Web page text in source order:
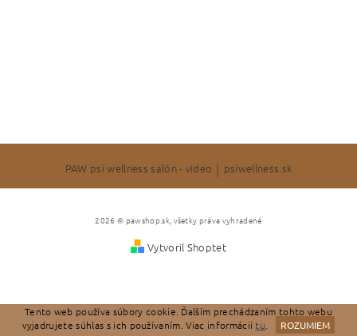
PAW psí wellness salón - video | psiwellness.sk
2026 © pawshop.sk, všetky práva vyhradené
Vytvoril Shoptet
Tento web používa súbory cookie. Ďalším prechádzaním tohto webu
vyjadrujete súhlas s ich používaním. Viac informácií tu ROZUMIEM